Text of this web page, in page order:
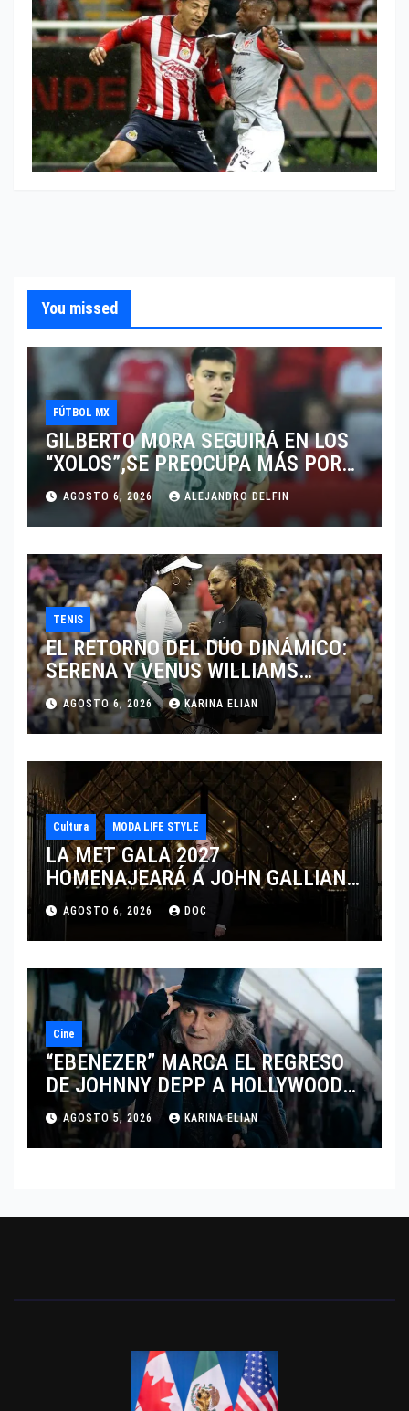
You missed
FÚTBOL MX
GILBERTO MORA SEGUIRÁ EN LOS
“XOLOS”,SE PREOCUPA MÁS POR
JUGAR EN SU EQUIPO.
AGOSTO 6, 2026 ALEJANDRO DELFIN
TENIS
EL RETORNO DEL DÚO DINÁMICO:
SERENA Y VENUS WILLIAMS
DISPUTARÁN LOS DOBLES EN
CINCINNATI 2026
AGOSTO 6, 2026 KARINA ELIAN
Cultura MODA LIFE STYLE
LA MET GALA 2027
HOMENAJEARÁ A JOHN GALLIANO
MARCANDO EL REGRESO DEL REY
DEL DRAMATISMO
AGOSTO 6, 2026 DOC
Cine
“EBENEZER” MARCA EL REGRESO
DE JOHNNY DEPP A HOLLYWOOD
TRAS SU PASO POR EL CINE
INDEPENDIENTE EUROPEO
AGOSTO 5, 2026 KARINA ELIAN